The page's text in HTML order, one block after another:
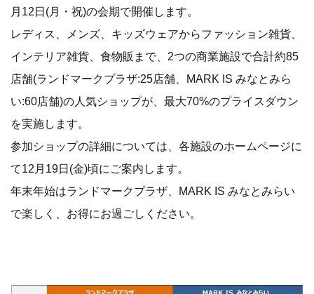
月12日(月・祝)の会期で開催します。
レディス、メンズ、キッズウェアからファッション雑貨、
インテリア雑貨、食物販まで、2つの商業施設で合計約85
店舗(ランドマークプラザ:25店舗、MARK IS みなとみら
い:60店舗)の人気ショップが、最大70%のプライスダウン
を実施します。
参加ショップの詳細については、各施設のホームページに
て12月19日(金)頃にご案内します。
年末年始はランドマークプラザ、MARK IS みなとみらい
で楽しく、お得にお過ごしください。